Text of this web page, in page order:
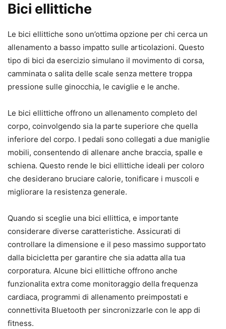
Bici ellittiche
Le bici ellittiche sono un’ottima opzione per chi cerca un
allenamento a basso impatto sulle articolazioni. Questo
tipo di bici da esercizio simulano il movimento di corsa,
camminata o salita delle scale senza mettere troppa
pressione sulle ginocchia, le caviglie e le anche.
Le bici ellittiche offrono un allenamento completo del
corpo, coinvolgendo sia la parte superiore che quella
inferiore del corpo. I pedali sono collegati a due maniglie
mobili, consentendo di allenare anche braccia, spalle e
schiena. Questo rende le bici ellittiche ideali per coloro
che desiderano bruciare calorie, tonificare i muscoli e
migliorare la resistenza generale.
Quando si sceglie una bici ellittica, e importante
considerare diverse caratteristiche. Assicurati di
controllare la dimensione e il peso massimo supportato
dalla bicicletta per garantire che sia adatta alla tua
corporatura. Alcune bici ellittiche offrono anche
funzionalita extra come monitoraggio della frequenza
cardiaca, programmi di allenamento preimpostati e
connettivita Bluetooth per sincronizzarle con le app di
fitness.